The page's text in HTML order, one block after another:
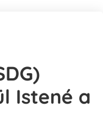
Istené a